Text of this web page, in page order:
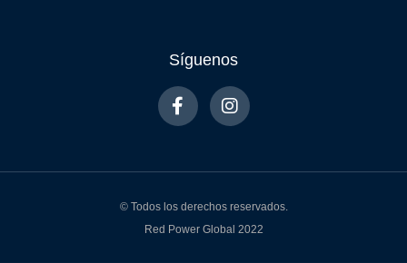
Síguenos
© Todos los derechos reservados.
Red Power Global 2022